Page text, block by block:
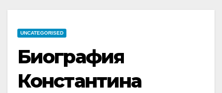
UNCATEGORISED
Биография
Константина